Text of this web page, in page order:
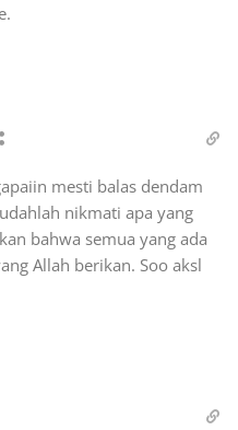
mesti balas dendam
nikmati apa yang
bahwa semua yang ada
Allah berikan. Soo aksl